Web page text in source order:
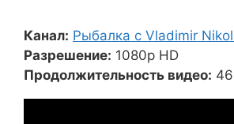
Канал: Рыбалка с Vladimir
Разрешение: 1080p HD
Продолжительность видео: